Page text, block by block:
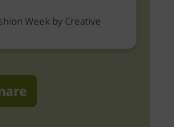
Week by Creative